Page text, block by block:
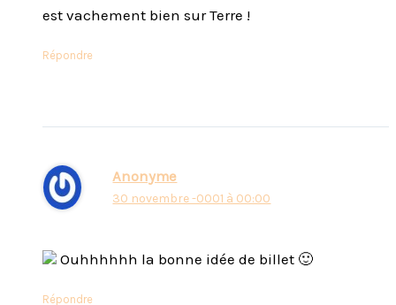
est vachement bien sur Terre !
Répondre
Anonyme
30 novembre -0001 à 00:00
Ouhhhhhh la bonne idée de billet 🙂
Répondre